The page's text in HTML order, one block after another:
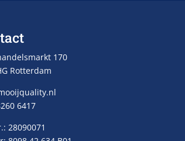
170
Rotterdam
6417
28090071